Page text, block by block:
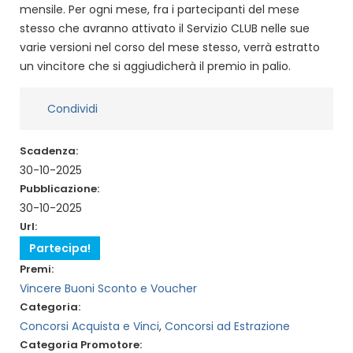
mensile. Per ogni mese, fra i partecipanti del mese
stesso che avranno attivato il Servizio CLUB nelle sue
varie versioni nel corso del mese stesso, verrà estratto
un vincitore che si aggiudicherà il premio in palio.
Condividi
Scadenza:
30-10-2025
Pubblicazione:
30-10-2025
Url:
Partecipa!
Premi:
Vincere Buoni Sconto e Voucher
Categoria:
Concorsi Acquista e Vinci, Concorsi ad Estrazione
Categoria Promotore: